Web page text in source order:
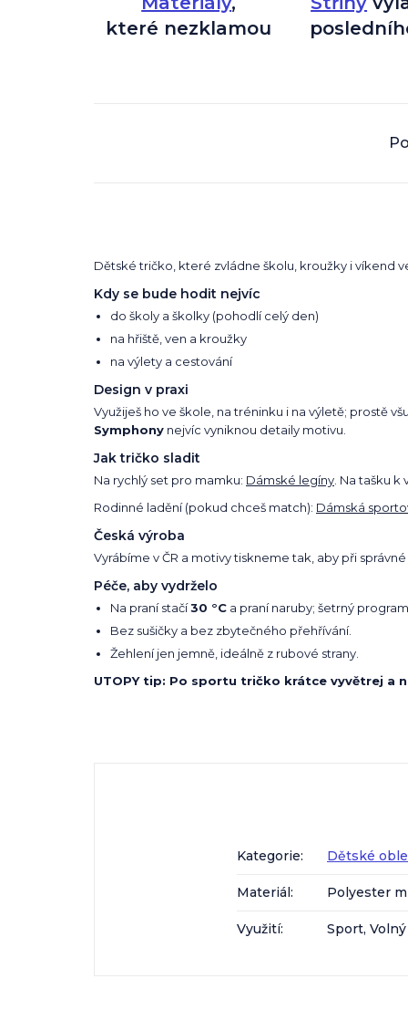
které nezklamou
Dětské tričko, které zvládne školu, kroužky i víkend
Kdy se bude hodit nejvíc
do školy a školky (pohodlí celý den)
na hřiště, ven a kroužky
na výlety a cestování
Design v praxi
Využiješ ho ve škole, na tréninku i na výletě; prostě
Symphony nejvíc vyniknou detaily motivu.
Jak tričko sladit
Na rychlý set pro mamku: Dámské legíny . Na tašku
Rodinné ladění (pokud chceš match): Dámská
Česká výroba
Vyrábíme v ČR a motivy tiskneme tak, aby při
Péče, aby vydrželo
Na praní stačí30 °C a praní naruby; šetrný
Bez sušičky a bez zbytečného přehřívání.
Žehlení jen jemně, ideálně z rubové strany.
UTOPY tip: Po sportu tričko krátce vyvětrej a
Kategorie: Dětské
Materiál: Polyester
Využití: Sport,